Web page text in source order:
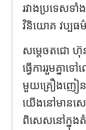
រវាងប្រទេសទ
វិនិយោគ វប្បធ
សម្តេចតជោ ហ៊ុ
ធ្វើការរួមគ្នា
មួយគ្រឿងញៀន
យើងនៅមានស
ពិសេសនៅក្នុង